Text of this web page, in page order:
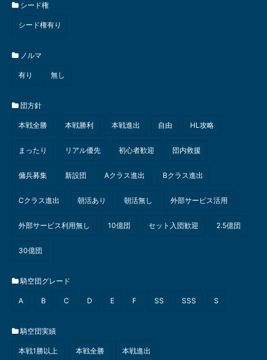
シード権
シード権有り
ノルマ
有り 無し
団方針
本戦全勝 本戦勝利 本戦進出 自由 HL攻略
まったり リアル優先 初心者歓迎 団内救援
傭兵募集 新設団 Aクラス進出 Bクラス進出
Cクラス進出 朝活あり 朝活無し 外部サービス活用
外部サービス利用無し 10億団 セット入団歓迎 2.5億団
30億団
騎空団グレード
A B C D E F SS SSS S
騎空団実績
本戦1勝以上 本戦全勝 本戦進出